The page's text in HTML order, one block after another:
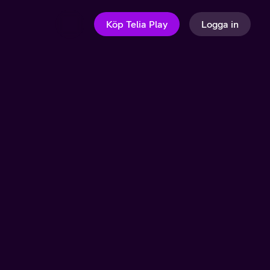
Köp Telia Play Logga in